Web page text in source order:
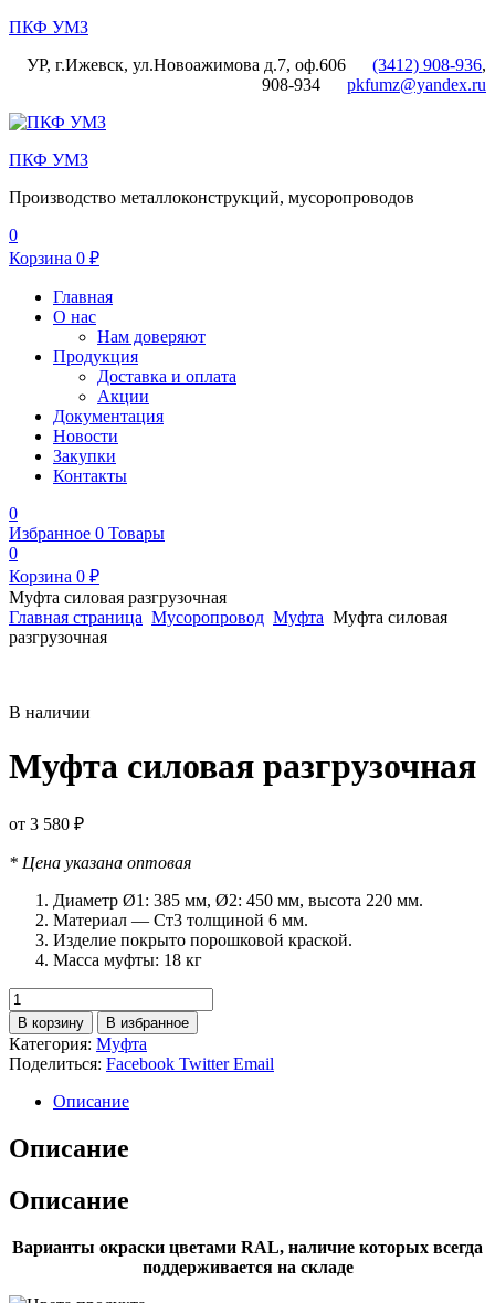
ПКФ УМЗ
УР, г.Ижевск, ул.Новоажимова д.7, оф.606
(3412) 908-936,
908-934
pkfumz@yandex.ru
Меню
ПКФ УМЗ
Производство металлоконструкций, мусоропроводов
0
Корзина 0 ₽
Главная
О нас
Нам доверяют
Продукция
Доставка и оплата
Акции
Документация
Новости
Закупки
Контакты
0
Избранное 0 Товары
0
Корзина 0 ₽
Муфта силовая разгрузочная
Главная страница Мусоропровод Муфта Муфта силовая
разгрузочная
В наличии
Муфта силовая разгрузочная
от 3 580 ₽
* Цена указана оптовая
Диаметр Ø1: 385 мм, Ø2: 450 мм, высота 220 мм.
Материал — Ст3 толщиной 6 мм.
Изделие покрыто порошковой краской.
Масса муфты: 18 кг
Количество
товара
Муфта
силовая
разгрузочная
В корзину В избранное
Категория: Муфта
Поделиться: Facebook Twitter Email
Описание
Описание
Описание
Варианты окраски цветами RAL, наличие которых всегда
поддерживается на складе